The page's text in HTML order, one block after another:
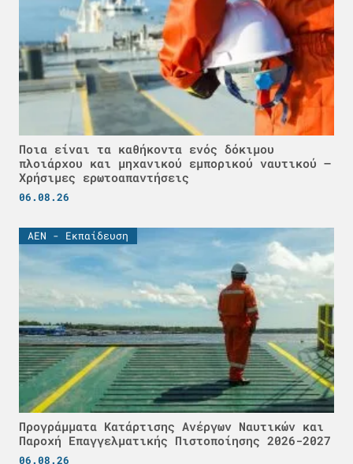
Ποια είναι τα καθήκοντα ενός δόκιμου
πλοιάρχου και μηχανικού εμπορικού ναυτικού –
Χρήσιμες ερωτοαπαντήσεις
06.08.26
ΑΕΝ - Εκπαίδευση
Προγράμματα Κατάρτισης Ανέργων Ναυτικών και
Παροχή Επαγγελματικής Πιστοποίησης 2026-2027
06.08.26